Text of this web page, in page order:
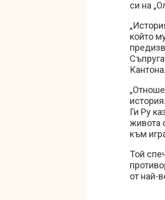
си на
който
Кантона.
Ги Ру
живота
към
Той
от най-